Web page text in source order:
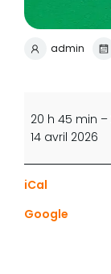
admin
libre
(réservé
1,2,3
ou
joueurs
20 h 45 min –
14 avril 2026
iCal
Google